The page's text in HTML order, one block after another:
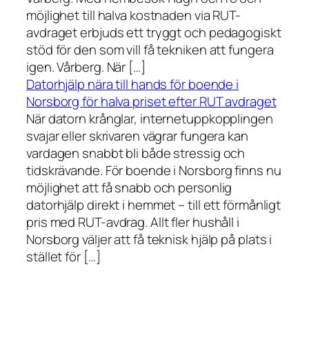
möjlighet till halva kostnaden via RUT-
avdraget erbjuds ett tryggt och pedagogiskt
stöd för den som vill få tekniken att fungera
igen. Vårberg. När […]
Datorhjälp nära till hands för boende i
Norsborg för halva priset efter RUT avdraget
När datorn krånglar, internetuppkopplingen
svajar eller skrivaren vägrar fungera kan
vardagen snabbt bli både stressig och
tidskrävande. För boende i Norsborg finns nu
möjlighet att få snabb och personlig
datorhjälp direkt i hemmet – till ett förmånligt
pris med RUT-avdrag. Allt fler hushåll i
Norsborg väljer att få teknisk hjälp på plats i
stället för […]